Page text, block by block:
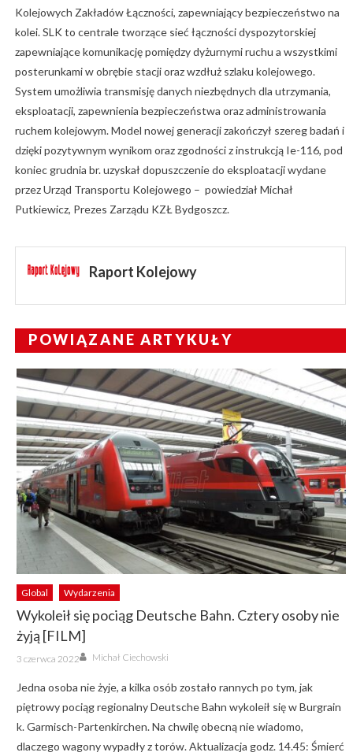
Kolejowych Zakładów Łączności, zapewniający bezpieczeństwo na
kolei. SLK to centrale tworzące sieć łączności dyspozytorskiej
zapewniające komunikację pomiędzy dyżurnymi ruchu a wszystkimi
posterunkami w obrębie stacji oraz wzdłuż szlaku kolejowego.
System umożliwia transmisję danych niezbędnych dla utrzymania,
eksploatacji, zapewnienia bezpieczeństwa oraz administrowania
ruchem kolejowym. Model nowej generacji zakończył szereg badań i
dzięki pozytywnym wynikom oraz zgodności z instrukcją Ie-116, pod
koniec grudnia br. uzyskał dopuszczenie do eksploatacji wydane
przez Urząd Transportu Kolejowego – powiedział Michał
Putkiewicz, Prezes Zarządu KZŁ Bydgoszcz.
Raport Kolejowy
POWIĄZANE ARTYKUŁY
Global Wydarzenia
Wykoleił się pociąg Deutsche Bahn. Cztery osoby nie
żyją [FILM]
Posted
on
3 czerwca 2022 Author
Michał Ciechowski
Jedna osoba nie żyje, a kilka osób zostało rannych po tym, jak
piętrowy pociąg regionalny Deutsche Bahn wykoleił się w Burgrain
k. Garmisch-Partenkirchen. Na chwilę obecną nie wiadomo,
dlaczego wagony wypadły z torów. Aktualizacja godz. 14.45: Śmierć